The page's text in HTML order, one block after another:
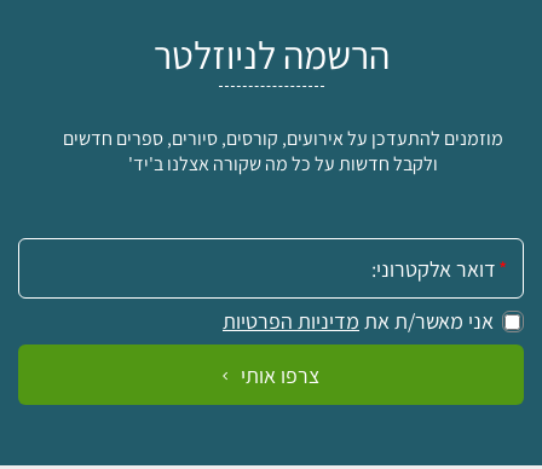
הרשמה לניוזלטר
מוזמנים להתעדכן על אירועים, קורסים, סיורים, ספרים חדשים
ולקבל חדשות על כל מה שקורה אצלנו ב'יד'
אימייל:
אני מאשר/ת את מדיניות הפרטיות
צרפו אותי